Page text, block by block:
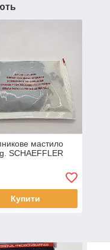
мастило
SCHAEFFLER
Купити